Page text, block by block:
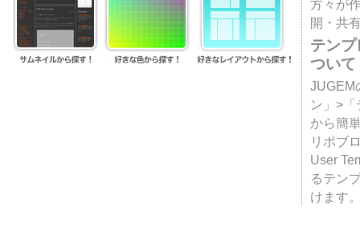
方々が
開・共
テン
ついて
JUGEM
ン」>
から簡
リポブ
User
るテン
けます